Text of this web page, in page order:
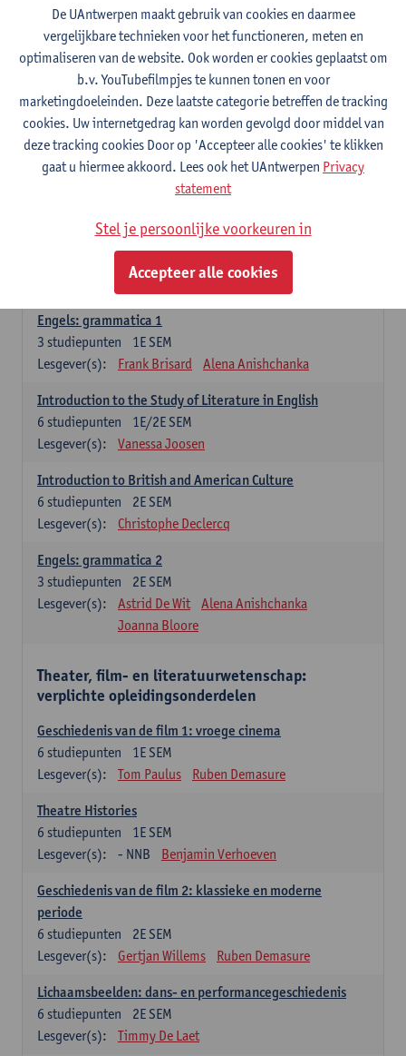
2E SEM
studiepunten
Lesgever(s):
Astrid De Wit Peter Petré
Engels: verplichte opleidingsonderdelen
Engels: taalbeheersing 1
1E SEM
3studiepunten
Lesgever(s):
Marilize Pretorius
Alena Anishchanka
Pauline Jadoulle
Engels: Taalbeheersing 2
2E SEM
studiepunten
Jennifer Thewissen
Pauline Jadoulle
Alena Anishchanka
Marilize Pretorius
Engels: grammatica 1
1E SEM
3 studiepunten
Lesgever(s):
Frank Brisard Alena Anishchanka
Introduction to the Study of Literature in English
1E/2E SEM
6 studiepunten
Lesgever(s):
Vanessa Joosen
Introduction to British and American Culture
2E SEM
6 studiepunten
Lesgever(s):
Christophe Declercq
Engels: grammatica 2
2E SEM
3 studiepunten
Lesgever(s):
Astrid De Wit
Alena Anishchanka
Joanna Bloore
Theater, film- en literatuurwetenschap:
verplichte opleidingsonderdelen
Geschiedenis van de film 1: vroege cinema
1E SEM
6 studiepunten
Lesgever(s):
Tom Paulus Ruben Demasure
Theatre Histories
1E SEM
6 studiepunten
Lesgever(s):
- NNB Benjamin Verhoeven
Geschiedenis van de film 2: klassieke en moderne
periode
2E SEM
6 studiepunten
Lesgever(s):
Gertjan Willems Ruben Demasure
Lichaamsbeelden: dans- en performancegeschiedenis
2E SEM
6 studiepunten
Lesgever(s):
Timmy De Laet
De UAntwerpen maakt gebruik van cookies en daarmee
vergelijkbare technieken voor het functioneren, meten en
optimaliseren van de website. Ook worden er cookies geplaatst om
b.v. YouTubefilmpjes te kunnen tonen en voor
marketingdoeleinden. Deze laatste categorie betreffen de tracking
cookies. Uw internetgedrag kan worden gevolgd door middel van
deze tracking cookies Door op 'Accepteer alle cookies' te klikken
gaat u hiermee akkoord. Lees ook het UAntwerpen Privacy
statement
Stel je persoonlijke voorkeuren in
Accepteer alle cookies